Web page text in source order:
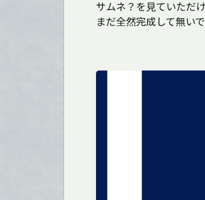
サムネ？を見ていただ
まだ全然完成して無いで